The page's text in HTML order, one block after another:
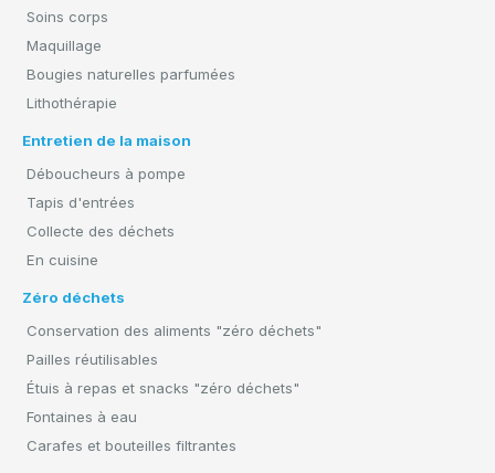
Soins corps
Maquillage
Bougies naturelles parfumées
Lithothérapie
Entretien de la maison
Déboucheurs à pompe
Tapis d'entrées
Collecte des déchets
En cuisine
Zéro déchets
Conservation des aliments "zéro déchets"
Pailles réutilisables
Étuis à repas et snacks "zéro déchets"
Fontaines à eau
Carafes et bouteilles filtrantes